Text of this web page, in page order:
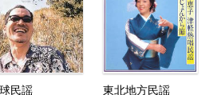
民謡 東北地方民謡